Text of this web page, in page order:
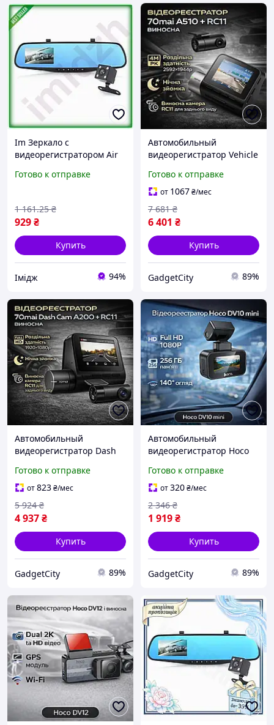
Im Зеркало с
видеорегистратором Air
дюйма Full HD для
IMD22/G
Готово к отправке
929₴
1 161.25 ₴
Купить
Імідж 94%
Автомобильный
видеорегистратор Vehicle
Фронтальный
авторестратор с камерой
заднего вида
Готово к отправке
от 1067₴/мес
6 401 ₴
7 681 ₴
Купить
GadgetCity 89%
Автомобильный
видеорегистратор Dash
хорошего качества,
Фронтальный
авторестратор с
широким углом обзора
170°
Готово к отправке
от823₴/мес
4 937₴
5 924 ₴
Купить
GadgetCity 89%
Автомобильный
видеорегистратор Hoco
Фронтальный
авторестратор с
широким углом обзора
170°
Готово к отправке
от320₴/мес
1 919₴
2 346 ₴
Купить
GadgetCity 89%